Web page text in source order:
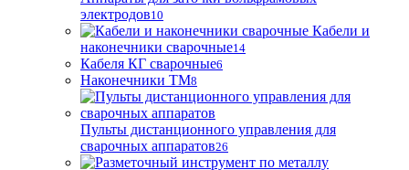
электродов10
Кабели и
наконечники сварочные14
Кабеля КГ сварочные6
Наконечники ТМ8
Пульты дистанционного управления для
сварочных аппаратов26